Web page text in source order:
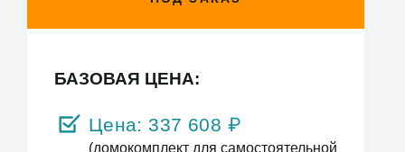
БАЗОВАЯ ЦЕНА:
Цена: 337 608 ₽
(домокомплект для самостоятельной